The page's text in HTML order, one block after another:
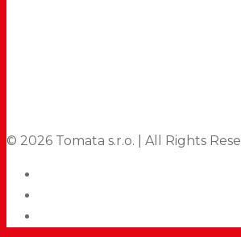
© 2026 Tomata s.r.o. | All Rights